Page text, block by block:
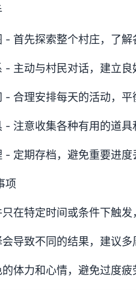
- 首先探索整个村庄，了
- 主动与村民对话，建立良
- 合理安排每天的活动，平
- 注意收集各种有用的道具
- 定期存档，避免重要进度
项
在特定时间或条件下触
导致不同的结果，建议多
体力和心情，避免过度疲